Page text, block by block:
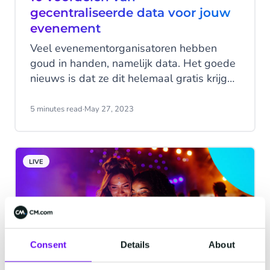
Consent Details About
geeft op de concurrentie.
gecentraliseerde data voor jouw
evenement
Veel evenementorganisatoren hebben
goud in handen, namelijk data. Het goede
nieuws is dat ze dit helemaal gratis krijgen
interacties met hun bezoekers. Het enige
ermee moeten doen, en dus niet in staat
zijn om te profiteren van de inzichten dat
het biedt. De eerste stap is om de
voordelen ervan in te zien - lees dus
verder en ontdek hoe data jouw
evenement kan helpen.
5 minutes read·May 27, 2023
LIVE